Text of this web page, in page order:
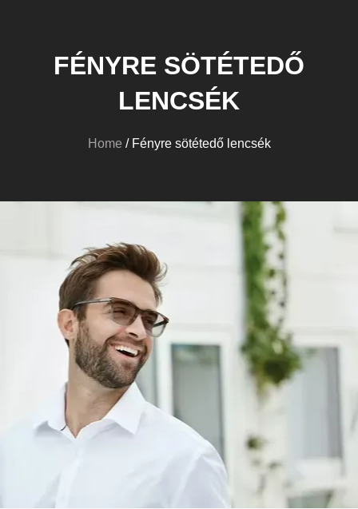
FÉNYRE SÖTÉTEDŐ
LENCSÉK
Home / Fényre sötétedő lencsék